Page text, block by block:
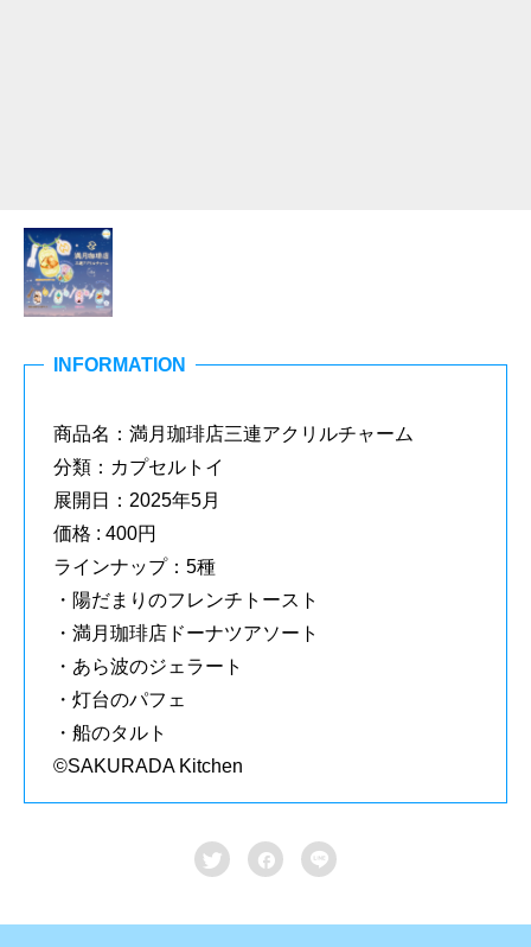
INFORMATION
商品名：満月珈琲店三連アクリルチャーム
分類：カプセルトイ
展開日：2025年5月
価格 : 400円
ラインナップ：5種
・陽だまりのフレンチトースト
・満月珈琲店ドーナツアソート
・あら波のジェラート
・灯台のパフェ
・船のタルト
©SAKURADA Kitchen
  